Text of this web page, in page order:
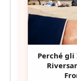
Perché